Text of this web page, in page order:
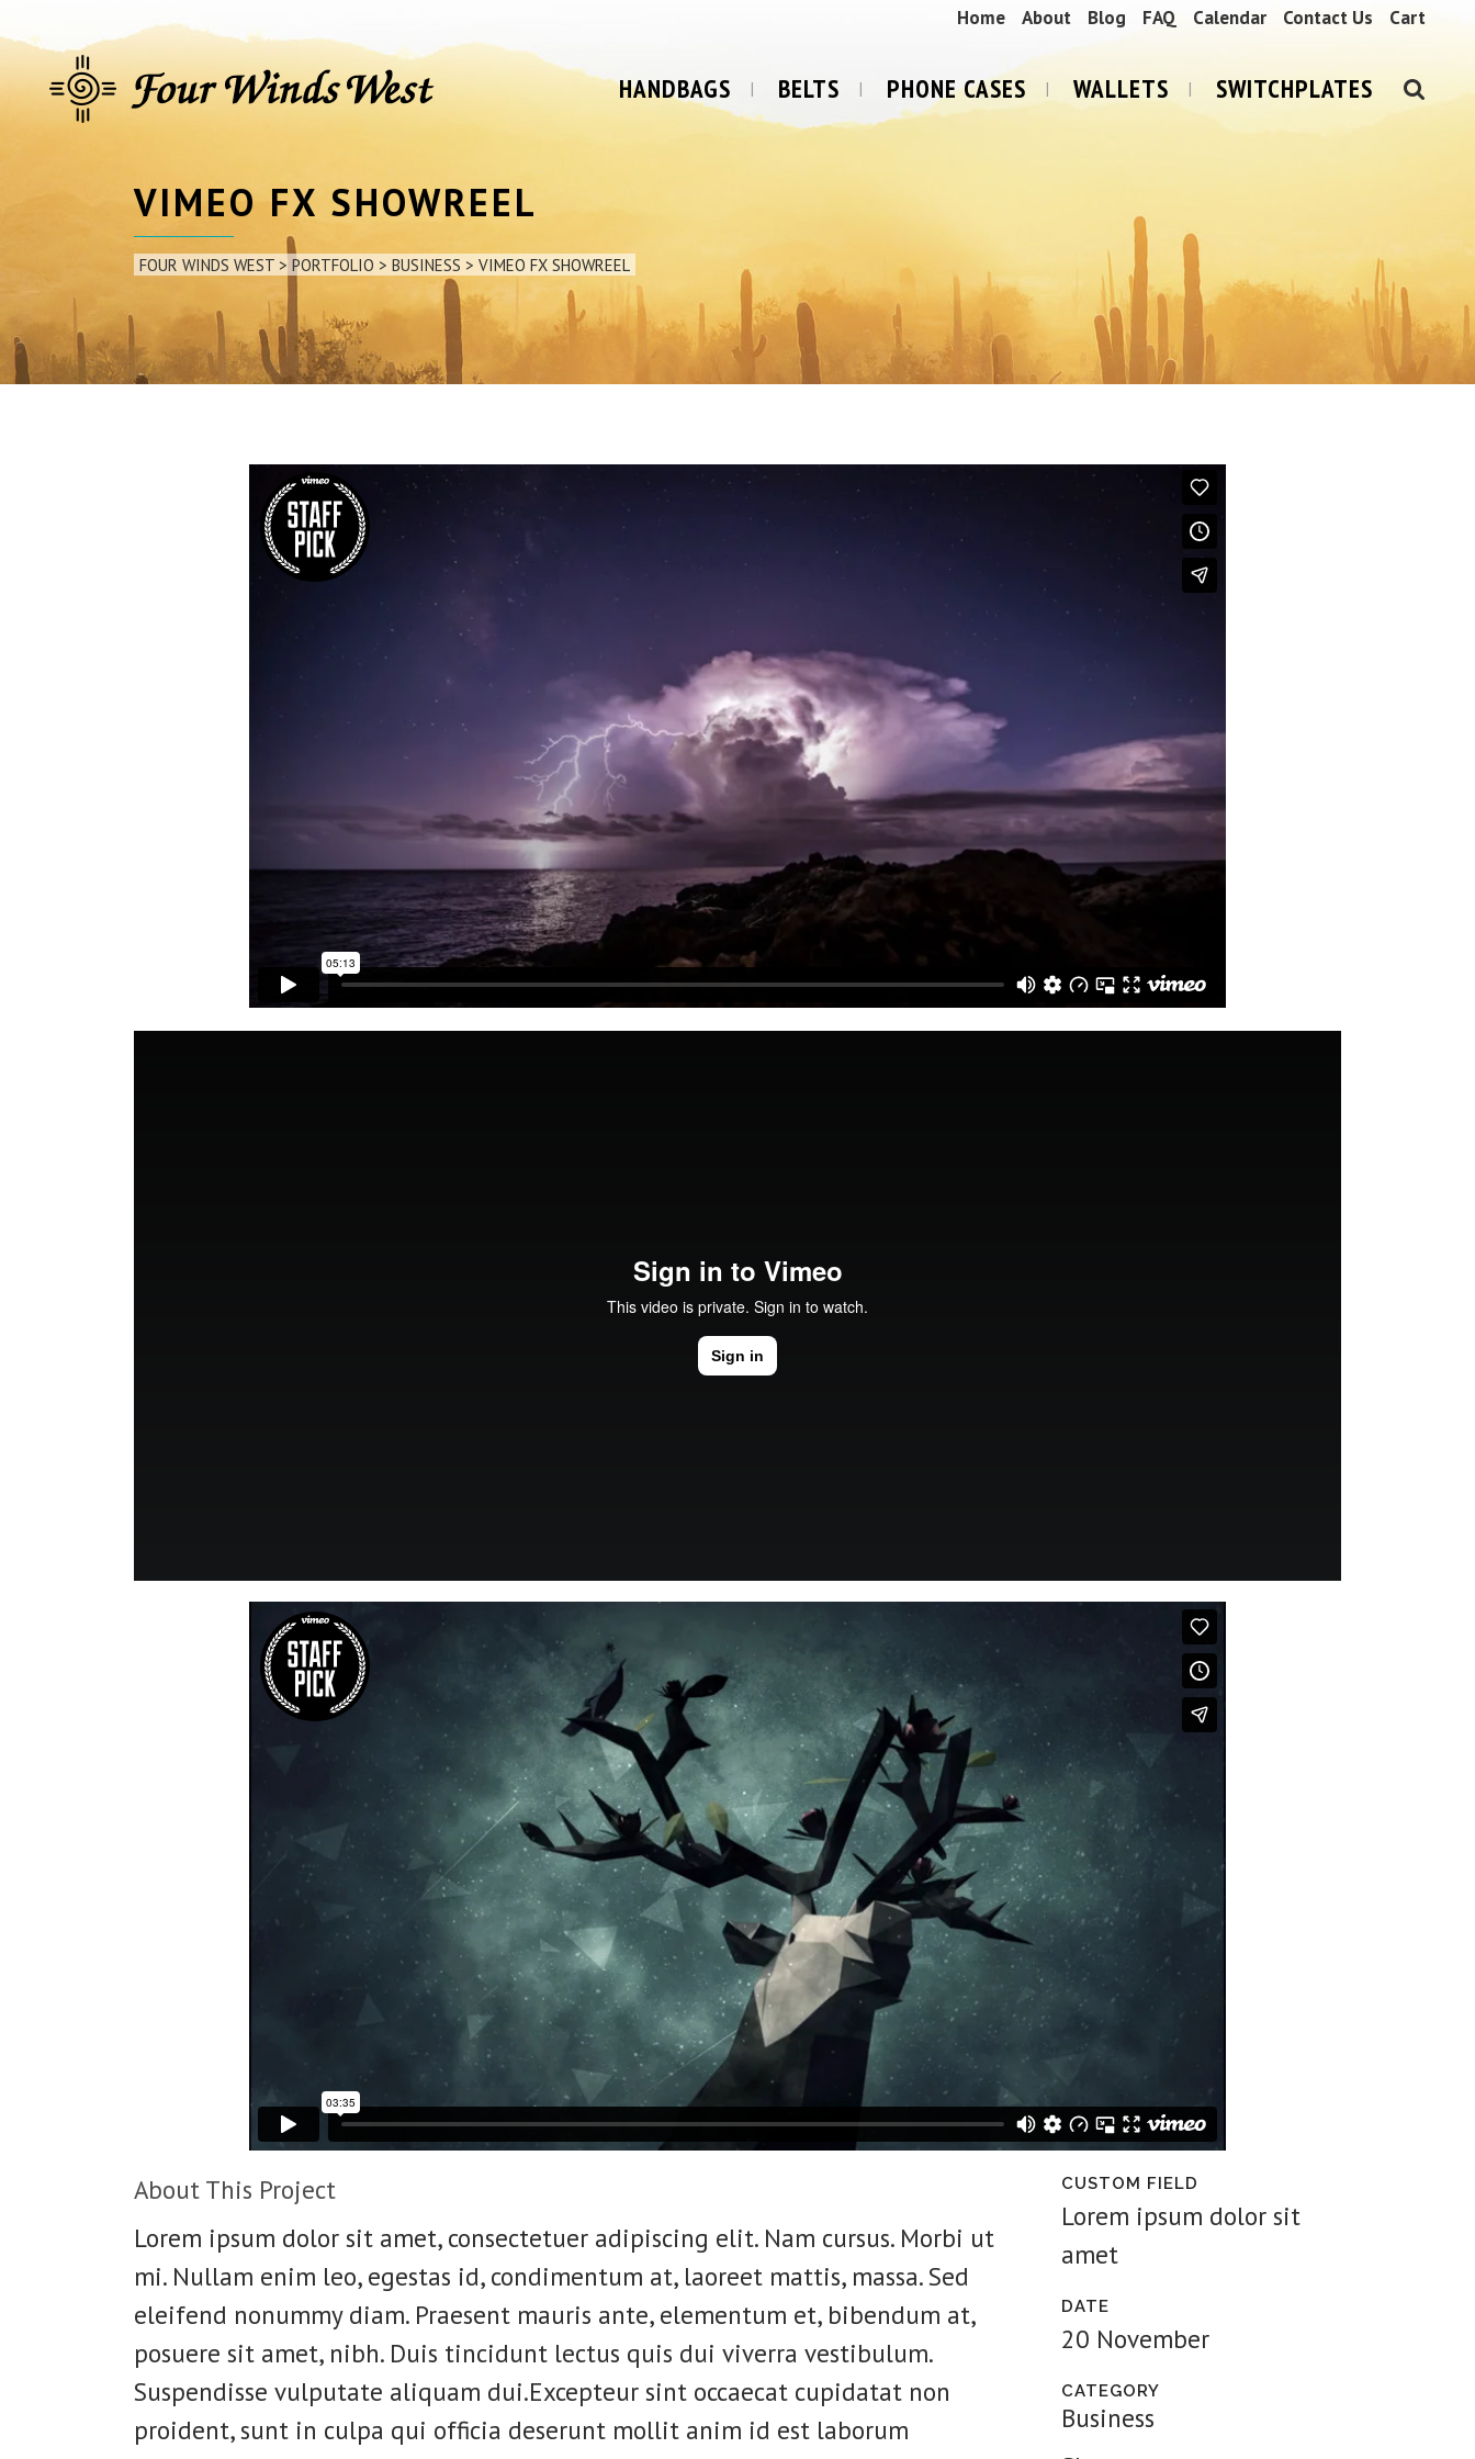
Home About Blog FAQ Calendar Contact Us Cart
HANDBAGS BELTS PHONE CASES WALLETS SWITCHPLATES
VIMEO FX SHOWREEL
FOUR WINDS WEST > PORTFOLIO > BUSINESS > VIMEO FX SHOWREEL
About This Project
Lorem ipsum dolor sit amet, consectetuer adipiscing elit. Nam cursus. Morbi ut
mi. Nullam enim leo, egestas id, condimentum at, laoreet mattis, massa. Sed
eleifend nonummy diam. Praesent mauris ante, elementum et, bibendum at,
posuere sit amet, nibh. Duis tincidunt lectus quis dui viverra vestibulum.
Suspendisse vulputate aliquam dui.Excepteur sint occaecat cupidatat non
proident, sunt in culpa qui officia deserunt mollit anim id est laborum
CUSTOM FIELD
Lorem ipsum dolor sit
amet
DATE
20 November
CATEGORY
Business